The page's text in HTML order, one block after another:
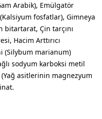
Arabik), Emülgatör
fosfatlar), Gimneya
bitartarat, Çin tarçını
Hacim Arttırıcı
(Silybum marianum)
sodyum karboksi metil
asitlerinin magnezyum